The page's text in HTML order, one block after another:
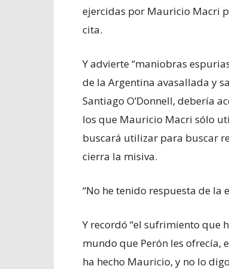
ejercidas por Mauricio Macri
cita.
Y advierte “maniobras
de la Argentina avasallada y
Santiago O’Donnell, debería
los que Mauricio Macri sólo
buscará utilizar para buscar
cierra la misiva.
“No he tenido respuesta de la
Y recordó “el sufrimiento que
mundo que Perón les ofrecía,
ha hecho Mauricio, y no lo